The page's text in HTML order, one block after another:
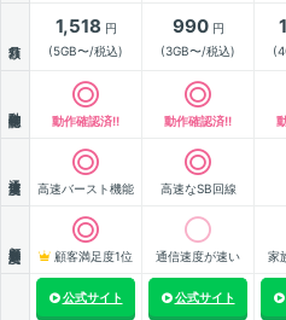
1,518 円
(5GB〜/税込)
990円
(3GB〜/税込)
動作確認済!! 動作確認済!!
高速バースト機能 高速なSB回線
顧客満足度1位 通信速度が速い 家
公式サイト 公式サイト